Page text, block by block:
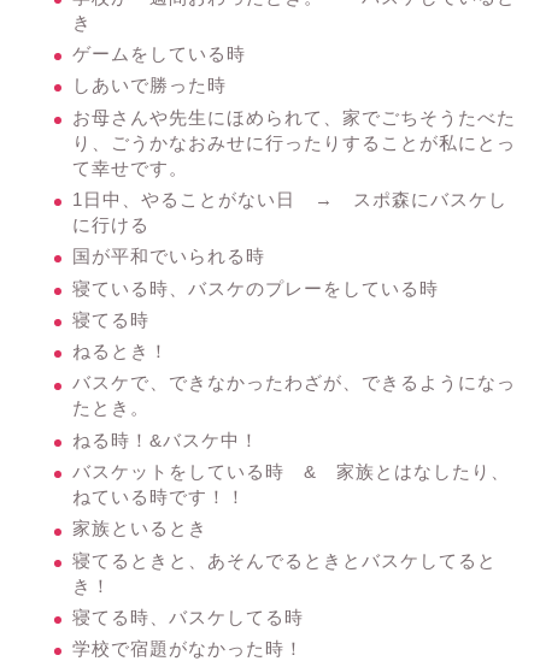
き
ゲームをしている時
しあいで勝った時
お母さんや先生にほめられて、家でごちそうたべた
り、ごうかなおみせに行ったりすることが私にとっ
て幸せです。
1日中、やることがない日 → スポ森にバスケし
に行ける
国が平和でいられる時
寝ている時、バスケのプレーをしている時
寝てる時
ねるとき！
バスケで、できなかったわざが、できるようになっ
たとき。
ねる時！&バスケ中！
バスケットをしている時 & 家族とはなしたり、
ねている時です！！
家族といるとき
寝てるときと、あそんでるときとバスケしてると
き！
寝てる時、バスケしてる時
学校で宿題がなかった時！